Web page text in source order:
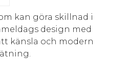
kan göra skillnad i
design med
känsla och modern